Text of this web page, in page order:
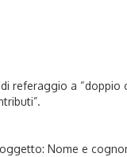
a “doppio
Nome e